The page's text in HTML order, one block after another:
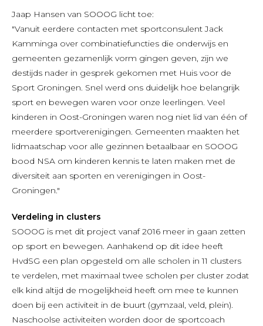
Jaap Hansen van SOOOG licht toe:
"Vanuit eerdere contacten met sportconsulent Jack
Kamminga over combinatiefuncties die onderwijs en
gemeenten gezamenlijk vorm gingen geven, zijn we
destijds nader in gesprek gekomen met Huis voor de
Sport Groningen. Snel werd ons duidelijk hoe belangrijk
sport en bewegen waren voor onze leerlingen. Veel
kinderen in Oost-Groningen waren nog niet lid van één of
meerdere sportverenigingen. Gemeenten maakten het
lidmaatschap voor alle gezinnen betaalbaar en SOOOG
bood NSA om kinderen kennis te laten maken met de
diversiteit aan sporten en verenigingen in Oost-
Groningen."
Verdeling in clusters
SOOOG is met dit project vanaf 2016 meer in gaan zetten
op sport en bewegen. Aanhakend op dit idee heeft
HvdSG een plan opgesteld om alle scholen in 11 clusters
te verdelen, met maximaal twee scholen per cluster zodat
elk kind altijd de mogelijkheid heeft om mee te kunnen
doen bij een activiteit in de buurt (gymzaal, veld, plein).
Naschoolse activiteiten worden door de sportcoach